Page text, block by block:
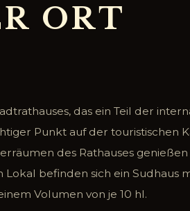
R ORT
das ein Teil der
Punkt auf der touristischen
des Rathauses
befinden sich ein Sudhaus
Volumen von je 10 hl.